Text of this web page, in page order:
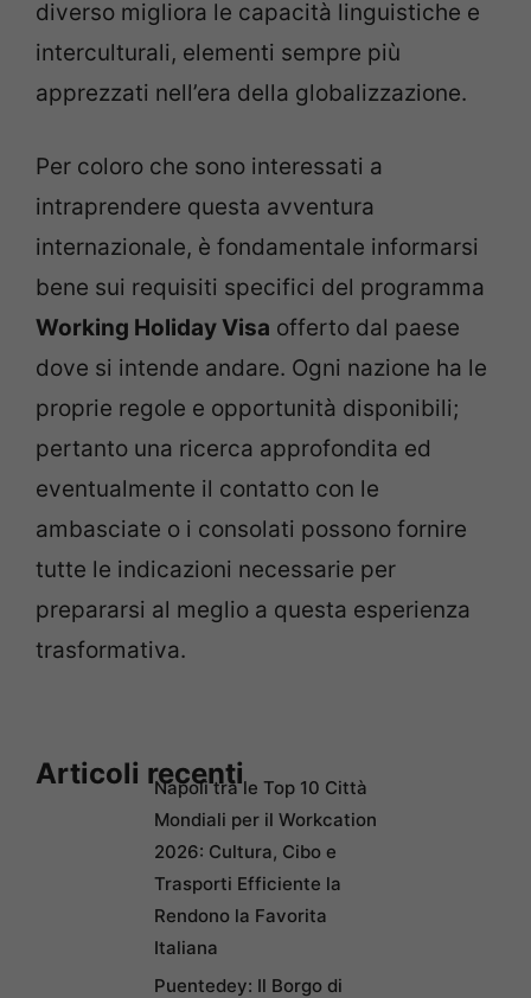
diverso migliora le capacità linguistiche e
interculturali, elementi sempre più
apprezzati nell’era della globalizzazione.
Per coloro che sono interessati a
intraprendere questa avventura
internazionale, è fondamentale informarsi
bene sui requisiti specifici del programma
Working Holiday Visa offerto dal paese
dove si intende andare. Ogni nazione ha le
proprie regole e opportunità disponibili;
pertanto una ricerca approfondita ed
eventualmente il contatto con le
ambasciate o i consolati possono fornire
tutte le indicazioni necessarie per
prepararsi al meglio a questa esperienza
trasformativa.
Articoli recentiNapoli tra le Top 10 Città
Mondiali per il Workcation
2026: Cultura, Cibo e
Trasporti Efficiente la
Rendono la Favorita
Italiana
Puentedey: Il Borgo di